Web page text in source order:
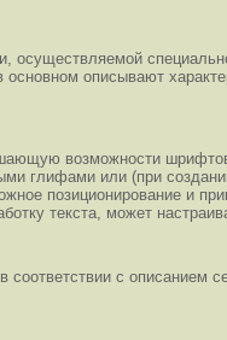
осуществляемой
описывают
возможности
глифами или (при
позиционирование и
текста, может
с описанием